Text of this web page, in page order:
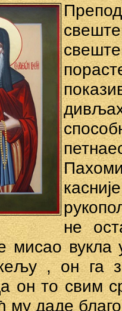
не
мисао вукла
, он га
он то свим
му даде